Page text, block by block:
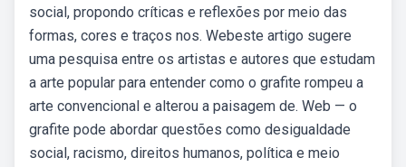
social, propondo críticas e reflexões por meio das
formas, cores e traços nos. Webeste artigo sugere
uma pesquisa entre os artistas e autores que estudam
a arte popular para entender como o grafite rompeu a
arte convencional e alterou a paisagem de. Web — o
grafite pode abordar questões como desigualdade
social, racismo, direitos humanos, política e meio